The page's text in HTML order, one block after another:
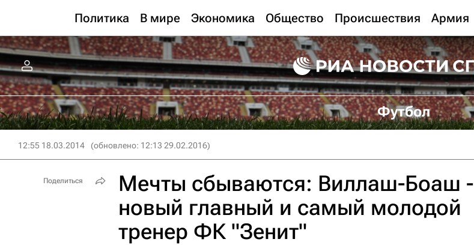
Политика В мире Экономика Общество Происшествия Армия
Футбол
12:55 18.03.2014 (обновлено: 12:13 29.02.2016)
Мечты сбываются: Виллаш-Боаш -
новый главный и самый молодой
тренер ФК "Зенит"
Поделиться